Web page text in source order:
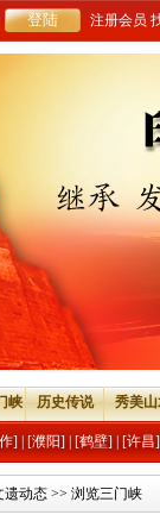
注册会员
峡 历史传说 秀美
] [濮阳] [鹤壁] [许昌]
遗动态 >> 浏览三门峡